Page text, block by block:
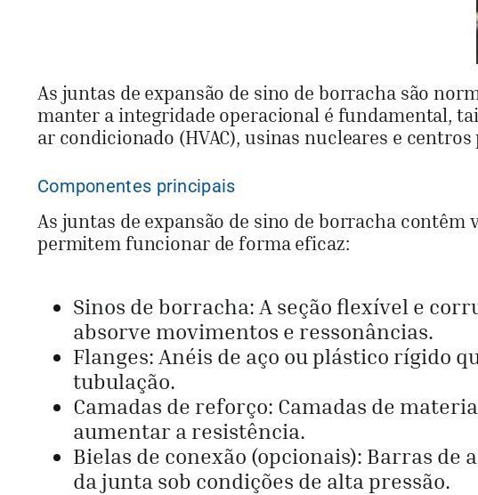
As juntas de expansão de sino de borracha são
manter a integridade operacional é fundamental,
ar condicionado (HVAC), usinas nucleares e
Componentes principais
As juntas de expansão de sino de borracha
permitem funcionar de forma eficaz:
Sinos de borracha: A seção flexível e
absorve movimentos e ressonâncias.
Flanges: Anéis de aço ou plástico rígido
tubulação.
Camadas de reforço: Camadas de
aumentar a resistência.
Bielas de conexão (opcionais): Barras
da junta sob condições de alta pressão.